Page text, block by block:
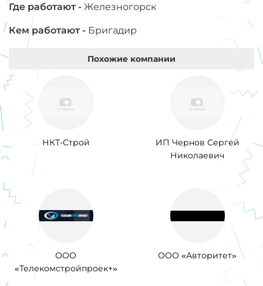
Где работают - Железногорск
Кем работают - Бригадир
Похожие компании
НКТ-Строй
ИП Чернов Сергей
Николаевич
ООО
«Телекомстройпроек+»
ООО «Авторитет»